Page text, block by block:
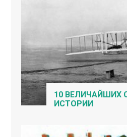
10 ВЕЛИЧАЙШИХ
ИСТОРИИ